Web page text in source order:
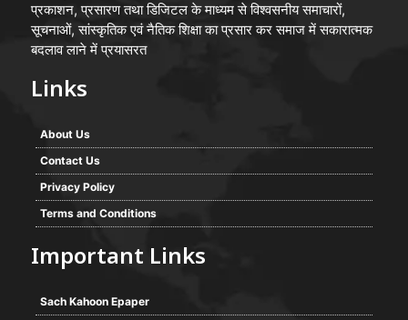
प्रकाशन, प्रसारण तथा डिजिटल के माध्यम से विश्वसनीय समाचारों,
सूचनाओं, सांस्कृतिक एवं नैतिक शिक्षा का प्रसार कर समाज में सकारात्मक
बदलाव लाने में प्रयासरत
Links
About Us
Contact Us
Privacy Policy
Terms and Conditions
Important Links
Sach Kahoon Epaper